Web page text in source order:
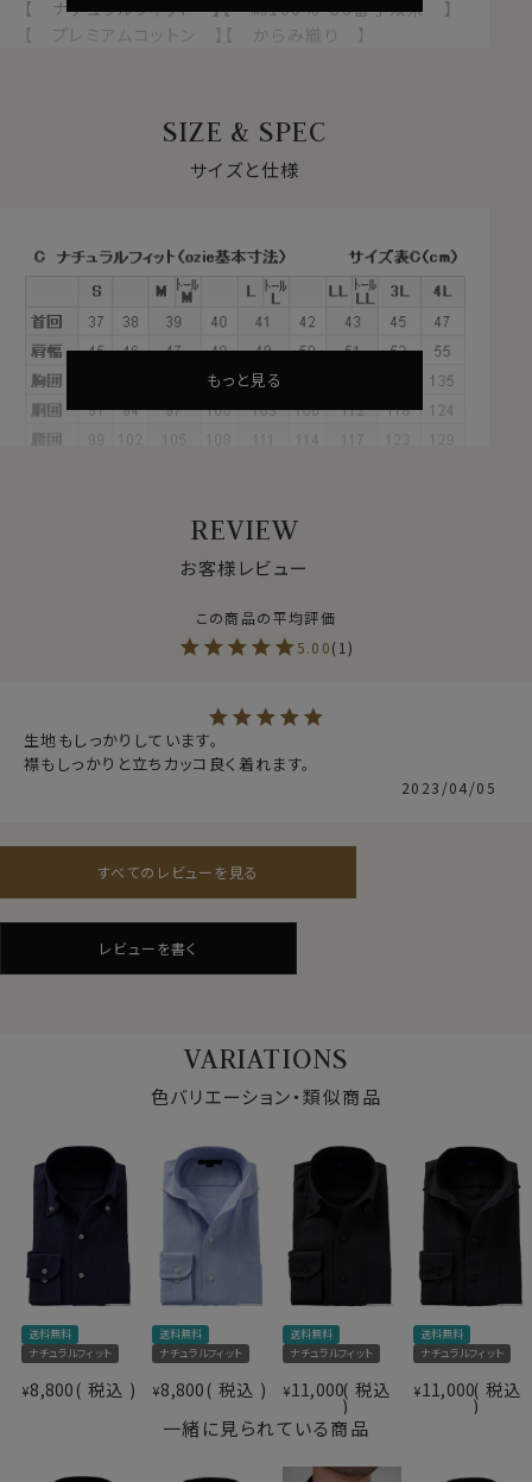
【 ナチュラルフィット 】【 綿100％・80番手双糸 】
【 プレミアムコットン 】【 からみ織り 】
●プレミアムコットン＝超長綿とは？
綿は一般的に繊維が長いほうが上質となります。
その超長綿は、世界の綿生産量の3％しかない希少な高
級綿プレミアムコットンです。
通常の綿より
・しなやかで柔らかな風合い
・自然な美しい光沢
特殊な機械と、熟練の技術者なしには量産することがで
きない、世界的に見て希少性の高いシャツ生地＝それが
に近い涼しげな見栄え。
実際メッシュ状に織り込まれた目の粗いからみ織りは、
ニット生地よりいい意味でシャツ生地らしい張りがあって
シャリ感が強く、汗をかいた際にべたっと肌に張り付きに
よって清涼感と風通しのいい通気性の良さを併せ持った、
春夏秋と3シーズンで着用するのに最適なシャツ生地で
す。
からみ織りを使用したシャツは、素肌で着用してこそ生
地特性がわかるシャツ。
インナーを着用される際、透け感が気になる方はシャツ
●ワイドタイプのイタリアンカラーシャツ
衿と前立ての裏部分がオープンカラーのように縫い目が
なく、1枚の生地でつながって出来ているため、第一ボタ
ンをはずして衿を開き気味にして着用すると衿から第一
ボタンにかけてきれいなロールが出るようになっていま
衿がきれいに開くように第2ボタンの位置を少し下げてい
ます。
イタリアンカラーと広角なワイドカラーを掛け合わせたス
タイリッシュなノーネクタイ専用の衿型です。
SIZE & SPEC
サイズと仕様
プレミアムコットン.
イタリアンカラー（ワンピースカラー）
第一ボタンあり
キーパー
なし
前立て
裏前立て
後身頃
バックダーツ入り
ポケット
ポケットあり
柄
織柄無地
カフス
ラウンドカット
アジャスタブル
コンバーチブルカフス
衿高
後3.8cm
S-37～LL-43・3L-45･4L-47cm
トールM-88・L-90・LL-90cm
もっと見る
REVIEW
お客様レビュー
5.00 1
2023/04/05
生地もしっかりしています。
襟もしっかりと立ちカッコ良く着れます。
すべてのレビューを見る
レビューを書く
VARIATIONS
色バリエーション・類似商品
送料無料
ナチュラルフィット
¥8,800 税込
送料無料
ナチュラルフィット
¥8,800 税込
送料無料
ナチュラルフィット
¥11,000 税込
送料無料
ナチュラルフィット
¥11,000 税込
一緒に見られている商品